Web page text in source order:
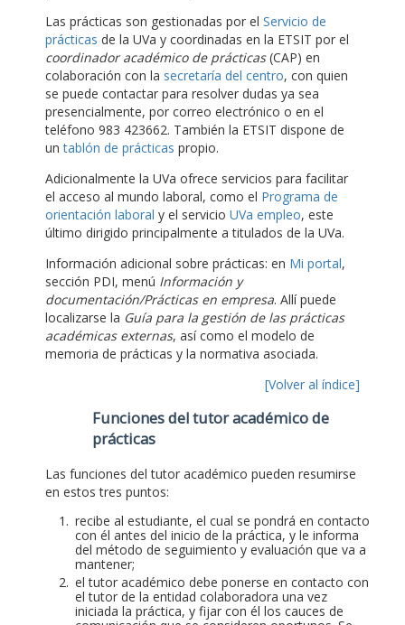
Las prácticas son gestionadas por el Servicio de
prácticas de la UVa y coordinadas en la ETSIT por el
coordinador académico de prácticas(CAP) en
colaboración con la secretaría del centro, con quien
se puede contactar para resolver dudas ya sea
presencialmente, por correo electrónico o en el
teléfono 983 423662. También la ETSIT dispone de
untablón de prácticas propio.
Adicionalmente la UVa ofrece servicios para facilitar
el acceso al mundo laboral, como el Programa de
orientación laboral y el servicio UVa empleo, este
último dirigido principalmente a titulados de la UVa.
Información adicional sobre prácticas: en Mi portal,
sección PDI, menú Información y
documentación/Prácticas en empresa. Allí puede
localizarse la Guía para la gestión de las prácticas
académicas externas, así como el modelo de
memoria de prácticas y la normativa asociada.
[Volver al índice]
Funciones del tutor académico de
prácticas
Las funciones del tutor académico pueden resumirse
en estos tres puntos:
recibe al estudiante, el cual se pondrá en contacto
con él antes del inicio de la práctica, y le informa
del método de seguimiento y evaluación que va a
mantener;
el tutor académico debe ponerse en contacto con
el tutor de la entidad colaboradora una vez
iniciada la práctica, y fijar con él los cauces de